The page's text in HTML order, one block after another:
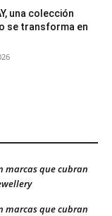
una colección
se transforma en
marcas que cubran
marcas que cubran